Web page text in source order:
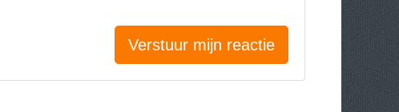
Verstuur mijn reactie